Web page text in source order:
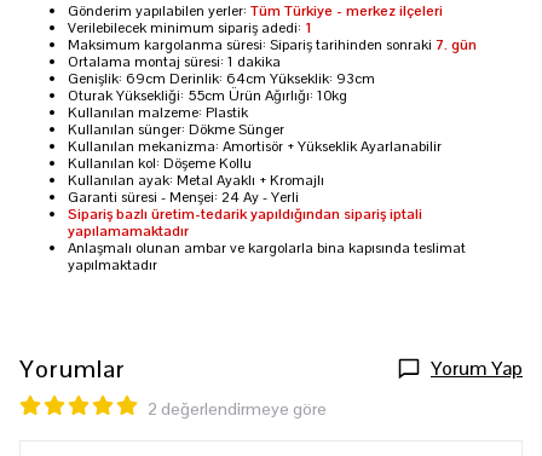
Gönderim yapılabilen yerler: Tüm Türkiye - merkez ilçeleri
Verilebilecek minimum sipariş adedi: 1
Maksimum kargolanma süresi: Sipariş tarihinden sonraki 7. gün
Ortalama montaj süresi: 1 dakika
Genişlik: 69cm Derinlik: 64cm Yükseklik: 93cm
Oturak Yüksekliği: 55cm Ürün Ağırlığı: 10kg
Kullanılan malzeme: Plastik
Kullanılan sünger: Dökme Sünger
Kullanılan mekanizma: Amortisör + Yükseklik Ayarlanabilir
Kullanılan kol: Döşeme Kollu
Kullanılan ayak: Metal Ayaklı + Kromajlı
Garanti süresi - Menşei: 24 Ay - Yerli
Sipariş bazlı üretim-tedarik yapıldığından sipariş iptali
yapılamamaktadır
Anlaşmalı olunan ambar ve kargolarla bina kapısında teslimat
yapılmaktadır
Yorumlar Yorum Yap
2 değerlendirmeye göre